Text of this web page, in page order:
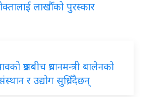
लाखौँको पुरस्कार
प्रश्नबीच प्रधानमन्त्री बालेनको
र उद्योग सुध्रिँदैछन्